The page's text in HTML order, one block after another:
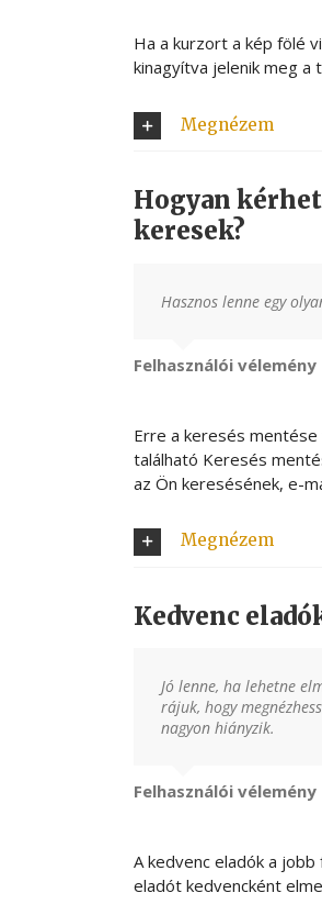
Ha a kurzort a kép fölé
kinagyítva jelenik meg a
Megnézem
Hogyan
keresek?
Hasznos lenne egy
Felhasználói vélemény
Erre a keresés
található Keresés
az Ön keresésének, e-
Megnézem
Kedvenc
Jó lenne, ha lehetne
rájuk, hogy
nagyon hiányzik.
Felhasználói vélemény
A kedvenc eladók a
eladót kedvencként